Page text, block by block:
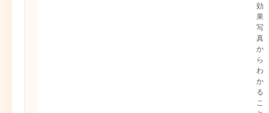
効
果
写
真
か
ら
わ
か
る
こ